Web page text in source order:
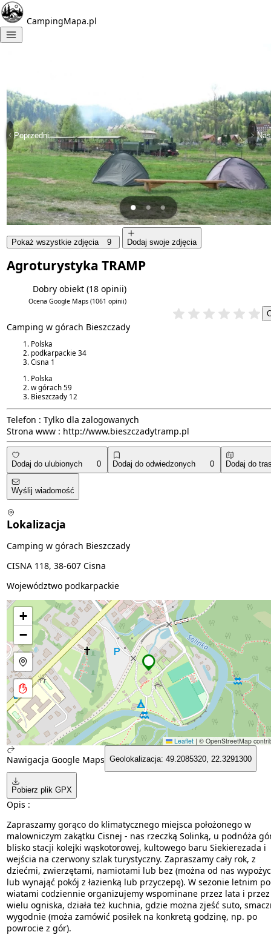
CampingMapa.pl
Poprzedni
Pokaż wszystkie zdjęcia 9 Dodaj swoje zdjęcia
Agroturystyka TRAMP
Dobry obiekt (18 opinii)
Ocena Google Maps(1061 opinii)
Camping w górach Bieszczady
Polska
podkarpackie 34
Cisna 1
Polska
w górach 59
Bieszczady 12
Telefon : Tylko dla zalogowanych
Strona www : http://www.bieszczadytramp.pl
Dodaj do ulubionych 0 Dodaj do odwiedzonych 0 Dodaj do
Wyślij wiadomość
Lokalizacja
Camping w górach Bieszczady
CISNA 118, 38-607 Cisna
Województwo podkarpackie
+
−
Leaflet | © OpenStreetMap
Nawigacja Google Maps Geolokalizacja: 49.2085320, 22.3291300
Pobierz plik GPX
Opis :
Zapraszamy gorąco do klimatycznego miejsca położonego w
malowniczym zakątku Cisnej - nas rzeczką Solinką, u podnóża
blisko stacji kolejki wąskotorowej, kultowego baru Siekierezada i
wejścia na czerwony szlak turystyczny. Zapraszamy cały rok, z
dziećmi, zwierzętami, namiotami lub bez (można od nas
lub wynająć pokój z łazienką lub przyczepę). W sezonie letnim
wiatami codziennie organizujemy wspominane przez lata i przez
wielu ogniska, działa też kuchnia, gdzie można zjeść suto,
wygodnie (moża zamówić posiłek na konkretą godzinę, np. po
powrocie z gór).